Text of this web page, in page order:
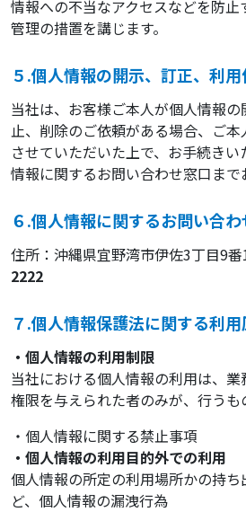
情報への不当なアクセスなどを防
管理の措置を講じます。
５.個人情報の開示、訂正、利
当社は、お客様ご本人が個人情報
止、削除のご依頼がある場合、ご
させていただいた上で、お手続き
情報に関するお問い合わせ窓口まで
６.個人情報に関するお問い合
住所：沖縄県宜野湾市伊佐3丁目9番
2222
７.個人情報保護法に関する利
・個人情報の利用制限
当社における個人情報の利用は、業
権限を与えられた者のみが、行うも
・個人情報に関する禁止事項
・個人情報の利用目的外での利用
個人情報の所定の利用場所かの持
ど、個人情報の漏洩行為